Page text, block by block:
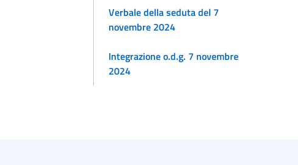
Verbale della seduta del 7
novembre 2024
Integrazione o.d.g. 7 novembre
2024